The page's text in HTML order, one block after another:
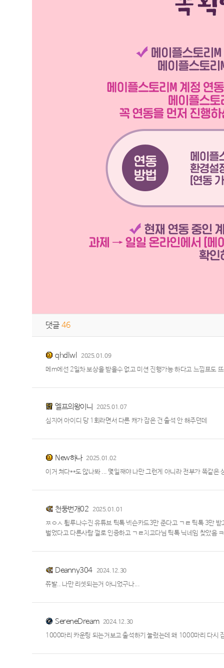
댓글 46
qhdlwl 2025.01.09
메m에선 2일차 보상을 받을수 없고 미션 진행가능 하다고 느낌표도
엘프의왕이니 2025.01.07
심지어 아이디 당 1회라면서 다른 캐가 잡은 건 출석 안 해주던데
New하나 2025.01.02
이거 쳐다**도 않나봐 ... 몇일째야 나만 그런게 아니라 전부가 똑같은
천둥번개02 2025.01.01
ㅉㅇㅅ 튐루나수진 유튜브 틱톡 넥슨카드3만 준다고 ㄱㄹ 틱톡 3만
벌었다고 다른사람 껄로 인증하고 ㄱㄹ치고다님 틱톡 닉네임 찾았음
Deanny304 2024.12.30
쮸발.. 나만 리셋되는거 아니었구나...
SereneDream 2024.12.30
1000마리 카운팅 되는거보고 출석하기 눌렀는데 왜 1000마리 다시